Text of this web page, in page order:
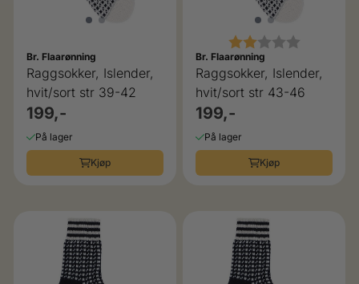
Br. Flaarønning
Raggsokker, Islender,
hvit/sort str 39-42
199,-
På lager
Kjøp
Karakter:
Br. Flaarønning
Raggsokker, Islender,
hvit/sort str 43-46
199,-
På lager
Kjøp